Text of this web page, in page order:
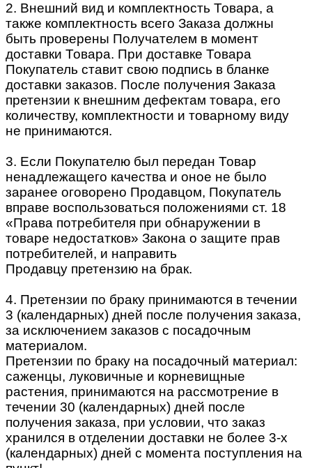
2. Внешний вид и комплектность Товара, а
также комплектность всего Заказа должны
быть проверены Получателем в момент
доставки Товара. При доставке Товара
Покупатель ставит свою подпись в бланке
доставки заказов. После получения Заказа
претензии к внешним дефектам товара, его
количеству, комплектности и товарному виду
не принимаются.
3. Если Покупателю был передан Товар
ненадлежащего качества и оное не было
заранее оговорено Продавцом, Покупатель
вправе воспользоваться положениями ст. 18
«Права потребителя при обнаружении в
товаре недостатков» Закона о защите прав
потребителей, и направить
Продавцу претензию на брак.
4. Претензии по браку принимаются в течении
3 (календарных) дней после получения заказа,
за исключением заказов с посадочным
материалом.
Претензии по браку на посадочный материал:
саженцы, луковичные и корневищные
растения, принимаются на рассмотрение в
течении 30 (календарных) дней после
получения заказа, при условии, что заказ
хранился в отделении доставки не более 3-х
(календарных) дней с момента поступления на